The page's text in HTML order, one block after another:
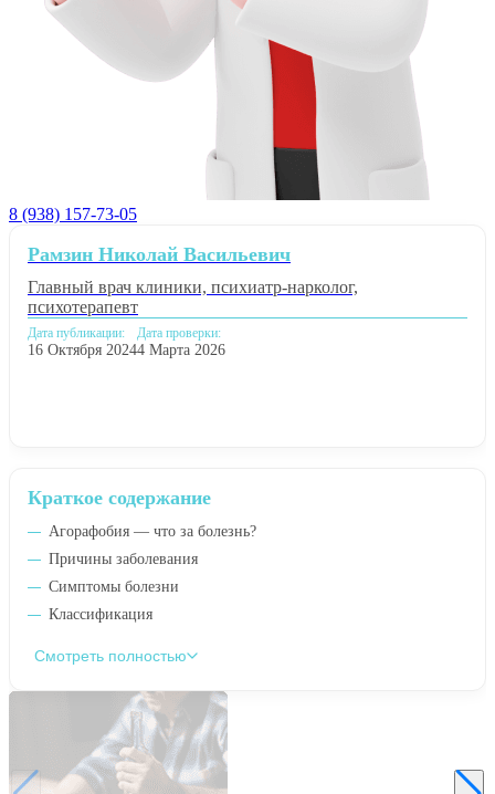
8 (938) 157-73-05
Краткое содержание
Агорафобия — что за болезнь?
Причины заболевания
Симптомы болезни
Классификация
Смотреть полностью
Рамзин Николай Васильевич
Главный врач клиники, психиатр-нарколог,
психотерапевт
Дата публикации:
16 Октября 2024
Дата проверки:
4 Марта 2026